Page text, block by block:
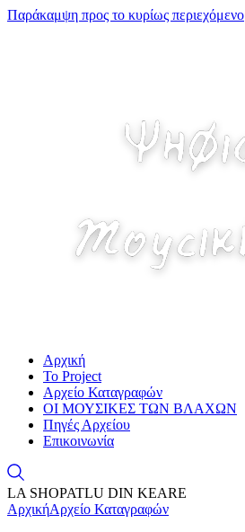
Παράκαμψη προς το κυρίως περιεχόμενο
Αρχική
Το Project
Αρχείο Καταγραφών
ΟΙ ΜΟΥΣΙΚΕΣ ΤΩΝ ΒΛΑΧΩΝ
Πηγές Αρχείου
Επικοινωνία
LA SHOPATLU DIN KEARE
ΑρχικήΑρχείο Καταγραφών